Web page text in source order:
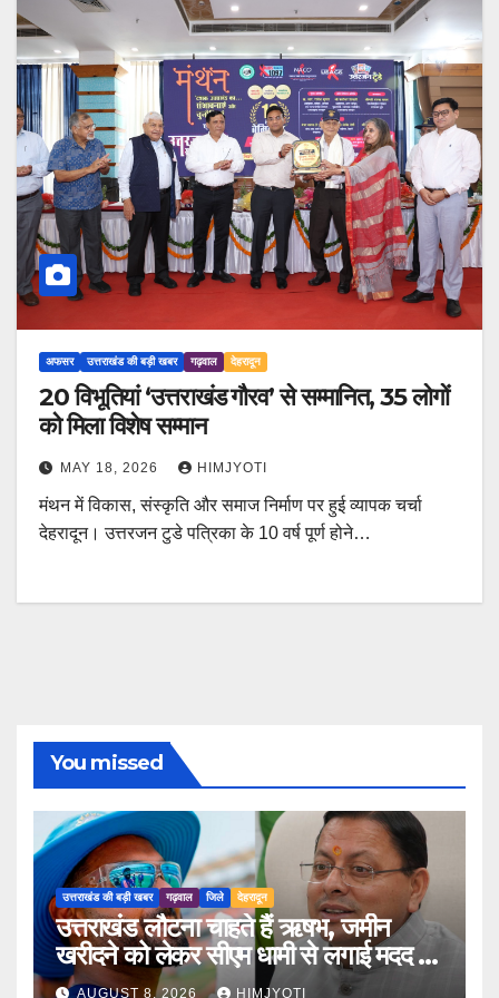
अफसर उत्तराखंड की बड़ी खबर गढ़वाल देहरादून
20 विभूतियां ‘उत्तराखंड गौरव’ से सम्मानित, 35 लोगों
को मिला विशेष सम्मान
MAY 18, 2026 HIMJYOTI
मंथन में विकास, संस्कृति और समाज निर्माण पर हुई व्यापक चर्चा
देहरादून। उत्तरजन टुडे पत्रिका के 10 वर्ष पूर्ण होने…
You missed
उत्तराखंड की बड़ी खबर गढ़वाल जिले देहरादून
उत्तराखंड लौटना चाहते हैं ऋषभ, जमीन
खरीदने को लेकर सीएम धामी से लगाई मदद की
गुहारAUGUST 8, 2026 HIMJYOTI